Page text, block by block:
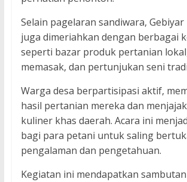
Selain pagelaran sandiwara,
juga dimeriahkan dengan berbagai
seperti bazar produk pertanian
memasak, dan pertunjukan seni
Warga desa berpartisipasi aktif,
hasil pertanian mereka dan
kuliner khas daerah. Acara ini
bagi para petani untuk saling
pengalaman dan pengetahuan.
Kegiatan ini mendapatkan